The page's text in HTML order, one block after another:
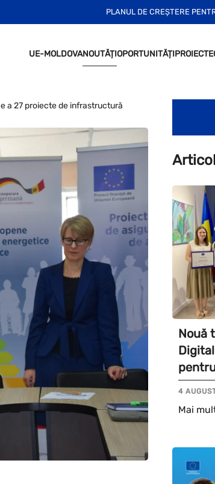
PLANUL DE CREȘTERE
UE-MOLDOVANOUTĂȚIOPORTUNITĂȚIPROIECTE
a 27 proiecte de infrastructură
Nouă
4
Mai